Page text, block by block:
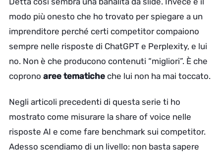
modo più onesto che ho trovato per spiegare a un
imprenditore perché certi competitor compaiono
sempre nelle risposte di ChatGPT e Perplexity, e lui
no. Non è che producono contenuti “migliori”. È che
coprono aree tematiche che lui non ha mai toccato.
Negli articoli precedenti di questa serie ti ho
mostrato come misurare la share of voice nelle
risposte AI e come fare benchmark sui competitor.
Adesso scendiamo di un livello: non basta sapere